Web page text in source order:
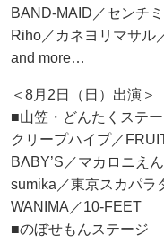
BAND-MAID／センチ
Riho／カネヨリマサ
and more…
＜8月2日（日）出演＞
■山笠・どんたくステ
クリープハイプ／
BΛBY’S／マカロニえ
sumika／東京スカパラ
WANIMA／10-FEET
■のぼせもんステージ